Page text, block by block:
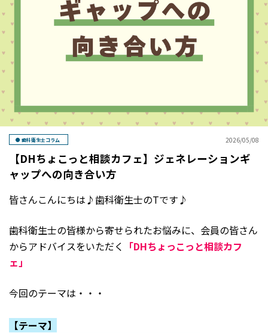
歯科衛生士コラム 2026/05/08
【DHちょこっと相談カフェ】ジェネレーションギ
ャップへの向き合い方
皆さんこんにちは♪歯科衛生士のTです♪
歯科衛生士の皆様から寄せられたお悩みに、会員の皆さん
からアドバイスをいただく 「DHちょっこっと相談カフ
ェ」
今回のテーマは・・・
【テーマ】